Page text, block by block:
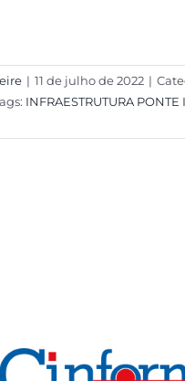
| 11 de julho de 2022 |
INFRAESTRUTURA